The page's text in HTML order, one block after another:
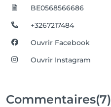
BE0568566686
+3267217484
Ouvrir Facebook
Ouvrir Instagram
Commentaires(7)